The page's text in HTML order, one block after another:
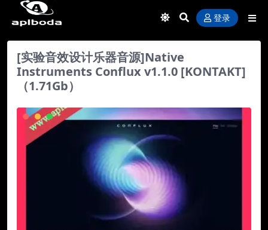
登录
[实验音效设计乐器音源]Native
Instruments Conflux v1.1.0 [KONTAKT]
（1.71Gb）